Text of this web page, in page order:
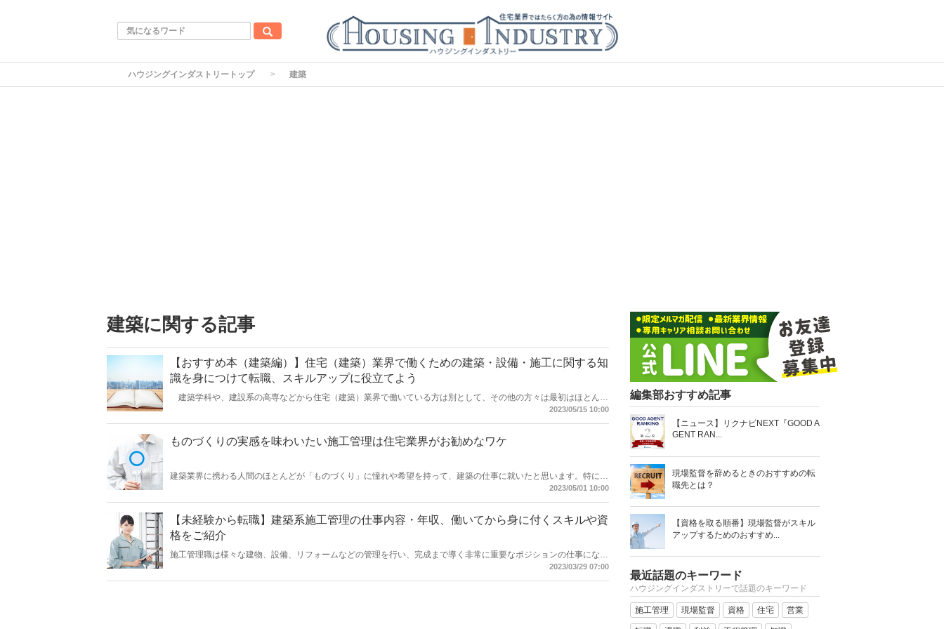
ハウジングインダストリートップ 建築
建築に関する記事
【おすすめ本（建築編）】住宅（建築）業界で働くための建築・設備・施工に関する知
識を身につけて転職、スキルアップに役立てよう
建築学科や、建設系の高専などから住宅（建築）業界で働いている方は別として、その他の方々は最初はほとんど
知識がない状態で勤務することになります。建築は調べれば調べるほど情報量が多く、建築学を学ぼうとするとその
経験を吸収する速度も遅くなってしまいます。この記事では、建築初心者の方が比較的苦がなく勉強できるおすすめ
の本をご紹介します。
2023/05/15 10:00
ものづくりの実感を味わいたい施工管理は住宅業界がお勧めなワケ
建築業界に携わる人間のほとんどが「ものづくり」に憧れや希望を持って、建築の仕事に就いたと思います。特に、
資格試験を受けて建築施工管理になる人は、会社の要請もあったのかもしれませんが「ものづくり」の実感を強く味
2023/05/01 10:00
【未経験から転職】建築系施工管理の仕事内容・年収、働いてから身に付くスキルや資
格をご紹介
施工管理職は様々な建物、設備、リフォームなどの管理を行い、完成まで導く非常に重要なポジションの仕事になり
ます。また、現場の管理だけでなく、各業者への発注、スケジュール管理など高いマネジメントスキルが身につきま
2023/03/29 07:00
編集部おすすめ記事
【ニュース】リクナビNEXT『GOOD A
GENT RAN...
現場監督を辞めるときのおすすめの転
職先とは？
【資格を取る順番】現場監督がスキル
アップするためのおすすめ...
最近話題のキーワード
ハウジングインダストリーで話題のキーワード
施工管理 現場監督 資格 住宅 営業